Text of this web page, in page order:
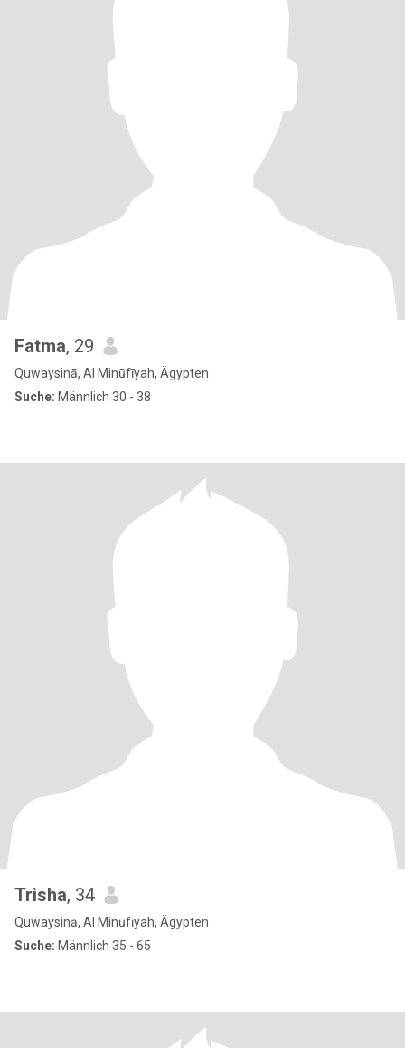
Fatma, 29
Quwaysinā, Al Minūfīyah, Ägypten
Suche: Männlich 30 - 38
Trisha, 34
Quwaysinā, Al Minūfīyah, Ägypten
Suche: Männlich 35 - 65